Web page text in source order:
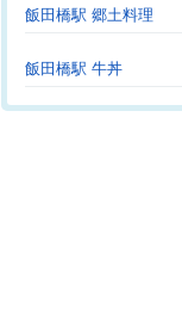
飯田橋駅 郷土料理
飯田橋駅 牛丼